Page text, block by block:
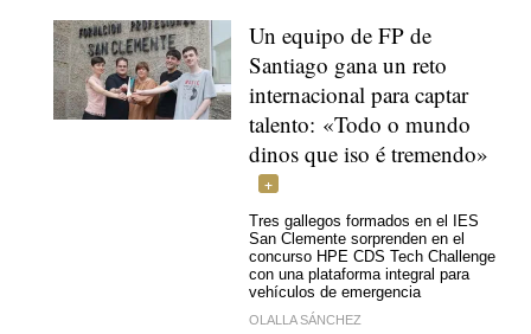
Un equipo de FP de
Santiago gana un reto
internacional para captar
talento: «Todo o mundo
dinos que iso é tremendo»
Tres gallegos formados en el IES
San Clemente sorprenden en el
concurso HPE CDS Tech Challenge
con una plataforma integral para
vehículos de emergencia
OLALLA SÁNCHEZ